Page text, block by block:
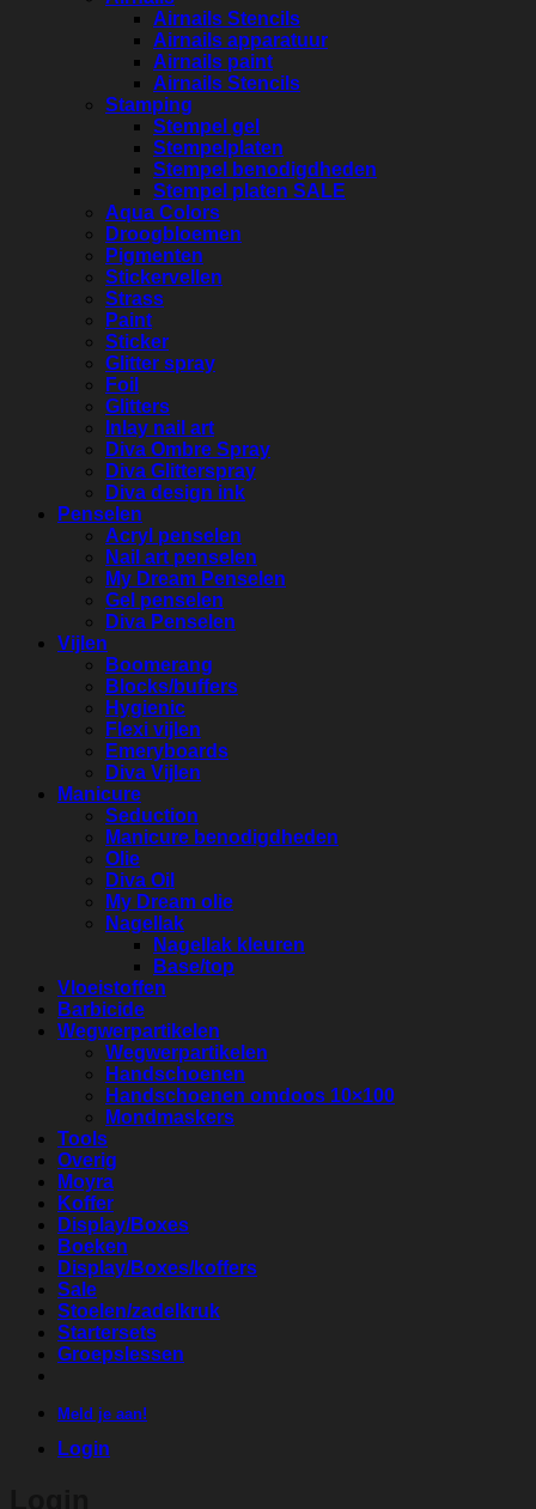
Airnails Stencils
Airnails apparatuur
Airnails paint
Airnails Stencils
Stamping
Stempel gel
Stempelplaten
Stempel benodigdheden
Stempel platen SALE
Aqua Colors
Droogbloemen
Pigmenten
Stickervellen
Strass
Paint
Sticker
Glitter spray
Foil
Glitters
Inlay nail art
Diva Ombre Spray
Diva Glitterspray
Diva design ink
Penselen
Acryl penselen
Nail art penselen
My Dream Penselen
Gel penselen
Diva Penselen
Vijlen
Boomerang
Blocks/buffers
Hygienic
Flexi vijlen
Emeryboards
Diva Vijlen
Manicure
Seduction
Manicure benodigdheden
Olie
Diva Oil
My Dream olie
Nagellak
Nagellak kleuren
Base/top
Vloeistoffen
Barbicide
Wegwerpartikelen
Wegwerpartikelen
Handschoenen
Handschoenen omdoos 10×100
Mondmaskers
Tools
Overig
Moyra
Koffer
Display/Boxes
Boeken
Display/Boxes/koffers
Sale
Stoelen/zadelkruk
Startersets
Groepslessen
Meld je aan!
Login